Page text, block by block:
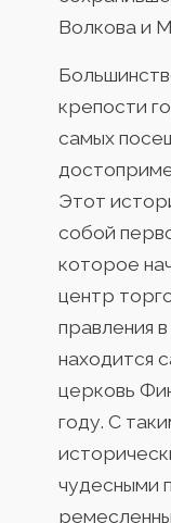
Волкова и
крепости
самых
Этот
собой
которое
центр
правления
находится
церковь
году. С
чудесными